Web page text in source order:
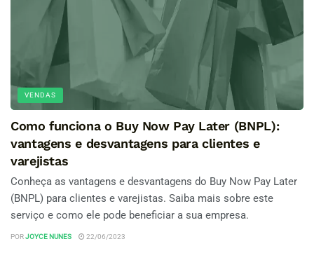
VENDAS
Como funciona o Buy Now Pay Later (BNPL):
vantagens e desvantagens para clientes e
varejistas
Conheça as vantagens e desvantagens do Buy Now Pay Later
(BNPL) para clientes e varejistas. Saiba mais sobre este
serviço e como ele pode beneficiar a sua empresa.
PORJOYCE NUNES 22/06/2023